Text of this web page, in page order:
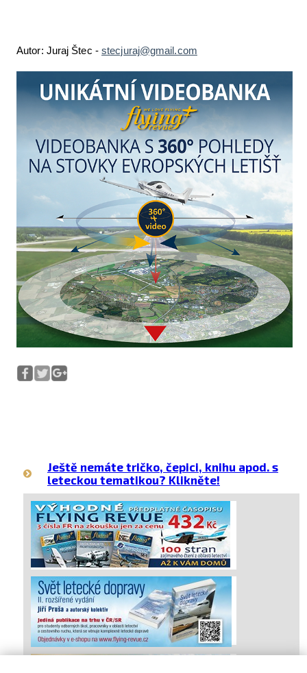
Autor: Juraj Štec - stecjuraj@gmail.com
Ještě nemáte tričko, čepici, knihu apod. s
leteckou tematikou? Klikněte!